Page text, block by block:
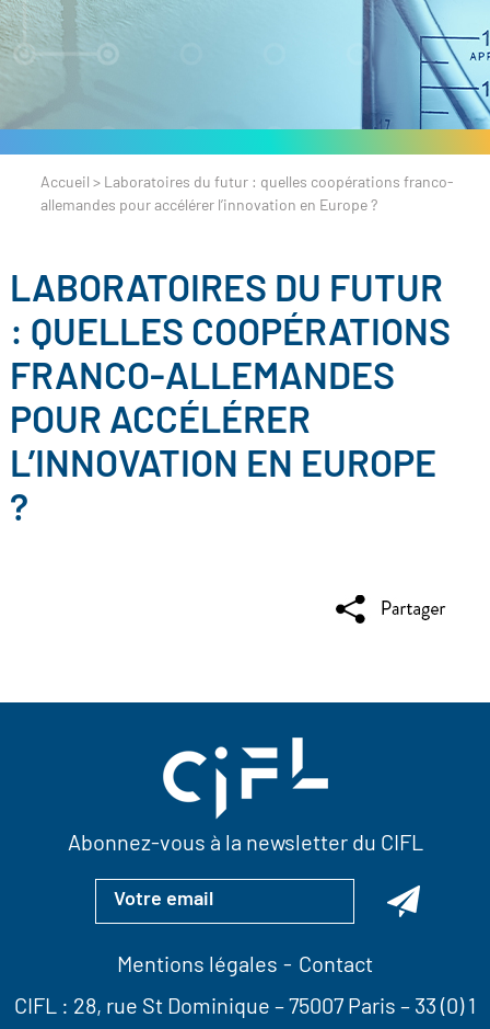
Accueil > Laboratoires du futur : quelles coopérations franco-
allemandes pour accélérer l’innovation en Europe ?
LABORATOIRES DU FUTUR
: QUELLES COOPÉRATIONS
FRANCO-ALLEMANDES
POUR ACCÉLÉRER
L’INNOVATION EN EUROPE
?
Abonnez-vous à la newsletter du CIFL
Mentions légales
Contact
CIFL : 28, rue St Dominique – 75007 Paris – 33 (0) 1